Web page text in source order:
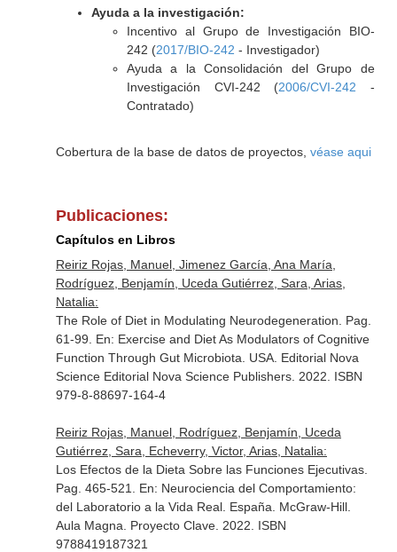
Ayuda a la investigación:
Incentivo al Grupo de Investigación BIO-
242 (2017/BIO-242 - Investigador)
Ayuda a la Consolidación del Grupo de
Investigación CVI-242 (2006/CVI-242 -
Contratado)
Cobertura de la base de datos de proyectos, véase aqui
Publicaciones:
Capítulos en Libros
Reiriz Rojas, Manuel, Jimenez García, Ana María,
Rodríguez, Benjamín, Uceda Gutiérrez, Sara, Arias,
Natalia:
The Role of Diet in Modulating Neurodegeneration. Pag.
61-99. En: Exercise and Diet As Modulators of Cognitive
Function Through Gut Microbiota . USA. Editorial Nova
Science Editorial Nova Science Publishers. 2022. ISBN
979-8-88697-164-4
Reiriz Rojas, Manuel, Rodríguez, Benjamín, Uceda
Gutiérrez, Sara, Echeverry, Victor, Arias, Natalia:
Los Efectos de la Dieta Sobre las Funciones Ejecutivas.
Pag. 465-521. En: Neurociencia del Comportamiento:
del Laboratorio a la Vida Real. España. McGraw-Hill.
Aula Magna. Proyecto Clave. 2022. ISBN
9788419187321